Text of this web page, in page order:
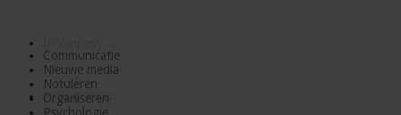
Partnerships
Communicatie
Nieuwe media
Notuleren
Organiseren